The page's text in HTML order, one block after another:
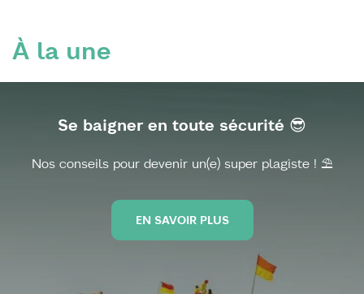
À la une
Se baigner en toute sécurité 😎
Nos conseils pour devenir un(e) super plagiste ! ⛱️
EN SAVOIR PLUS